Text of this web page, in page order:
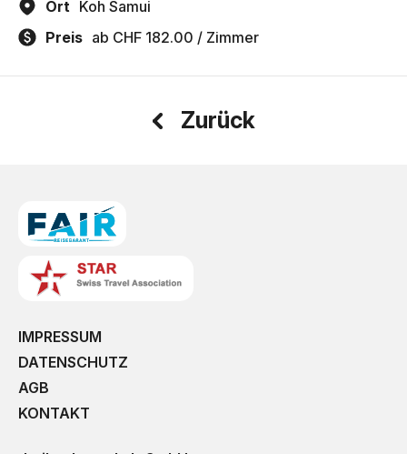
Ort Koh Samui
Preis ab CHF 182.00 / Zimmer
Zurück
IMPRESSUM
DATENSCHUTZ
AGB
KONTAKT